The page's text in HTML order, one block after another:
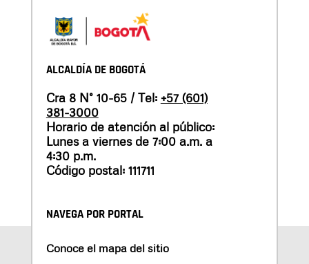
ALCALDÍA DE BOGOTÁ
Cra 8 N° 10-65 / Tel: +57 (601)
381-3000
Horario de atención al público:
Lunes a viernes de 7:00 a.m. a
4:30 p.m.
Código postal: 111711
NAVEGA POR PORTAL
Conoce el mapa del sitio